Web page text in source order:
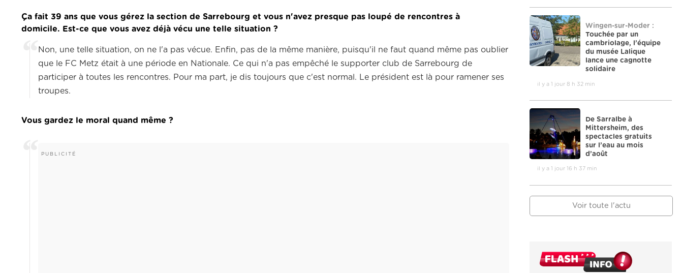
Ça fait 39 ans que vous gérez la section de Sarrebourg et vous n'avez presque pas loupé de rencontres à
domicile. Est-ce que vous avez déjà vécu une telle situation ?
Non, une telle situation, on ne l'a pas vécue. Enfin, pas de la même manière, puisqu'il ne faut quand même pas oublier
que le FC Metz était à une période en Nationale. Ce qui n'a pas empêché le supporter club de Sarrebourg de
participer à toutes les rencontres. Pour ma part, je dis toujours que c'est normal. Le président est là pour ramener ses
troupes.
Vous gardez le moral quand même ?
Wingen-sur-Moder :
Touchée par un
cambriolage, l’équipe
du musée Lalique
lance une cagnotte
solidaire
il y a 1 jour 8 h 32 min
De Sarralbe à
Mittersheim, des
spectacles gratuits
sur l’eau au mois
d’août
il y a 1 jour 16 h 37 min
Voir toute l'actu